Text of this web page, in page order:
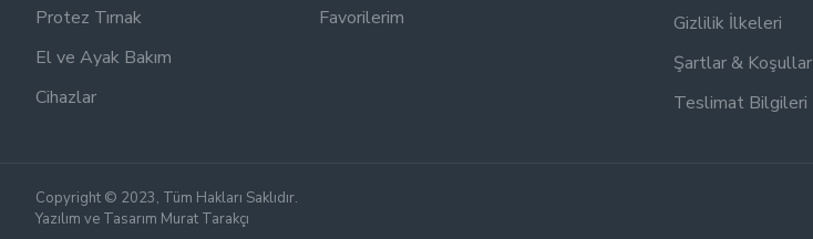
Protez Tırnak
El ve Ayak Bakım
Cihazlar
Favorilerim
Gizlilik İlkeleri
Şartlar & Koşullar
Teslimat Bilgileri
Copyright © 2023, Tüm Hakları Saklıdır.
Yazılım ve Tasarım Murat Tarakçı